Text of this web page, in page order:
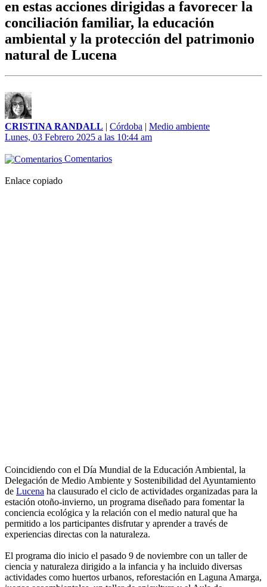
en estas acciones dirigidas a favorecer la
conciliación familiar, la educación
ambiental y la protección del patrimonio
natural de Lucena
CRISTINA RANDALL | Córdoba | Medio ambiente
Lunes, 03 Febrero 2025 a las 10:44 am
Comentarios
Enlace copiado
Coincidiendo con el Día Mundial de la Educación Ambiental, la
Delegación de Medio Ambiente y Sostenibilidad del Ayuntamiento
de Lucena ha clausurado el ciclo de actividades organizadas para la
estación otoño-invierno, un programa diseñado para fomentar la
conciencia ecológica y la relación con el medio natural que ha
permitido a los participantes disfrutar y aprender a través de
experiencias directas con la naturaleza.
El programa dio inicio el pasado 9 de noviembre con un taller de
ciencia y naturaleza dirigido a la infancia y ha incluido diversas
actividades como huertos urbanos, reforestación en Laguna Amarga,